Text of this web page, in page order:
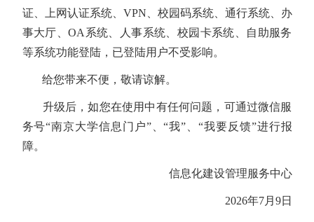
证、上网认证系统、VPN、校园码系统、通行系统、办
事大厅、OA系统、人事系统、校园卡系统、自助服务
等系统功能登陆，已登陆用户不受影响。
给您带来不便，敬请谅解。
升级后，如您在使用中有任何问题，可通过微信服
务号“南京大学信息门户”、“我”、“我要反馈”进行报
障。
信息化建设管理服务中心
2026年7月9日